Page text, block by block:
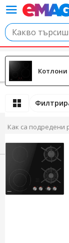
Котлони
Как са подредени